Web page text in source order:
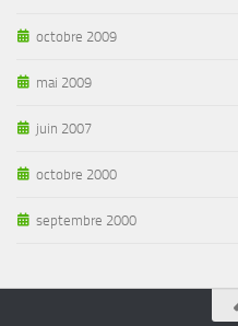
octobre 2009
mai 2009
juin 2007
octobre 2000
septembre 2000